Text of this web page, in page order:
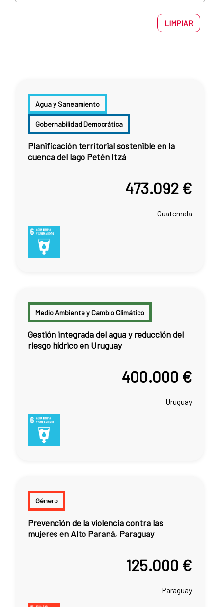
LIMPIAR
Agua y Saneamiento
Gobernabilidad Democrática
Planificación territorial sostenible en la
cuenca del lago Petén Itzá
473.092 €
Guatemala
Medio Ambiente y Cambio Climático
Gestión integrada del agua y reducción del
riesgo hídrico en Uruguay
400.000 €
Uruguay
Género
Prevención de la violencia contra las
mujeres en Alto Paraná, Paraguay
125.000 €
Paraguay